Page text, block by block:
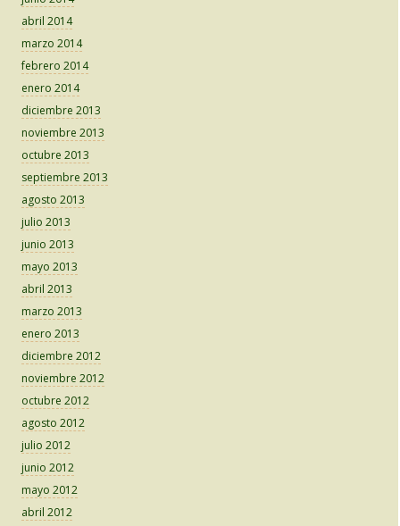
abril 2014
marzo 2014
febrero 2014
enero 2014
diciembre 2013
noviembre 2013
octubre 2013
septiembre 2013
agosto 2013
julio 2013
junio 2013
mayo 2013
abril 2013
marzo 2013
enero 2013
diciembre 2012
noviembre 2012
octubre 2012
agosto 2012
julio 2012
junio 2012
mayo 2012
abril 2012